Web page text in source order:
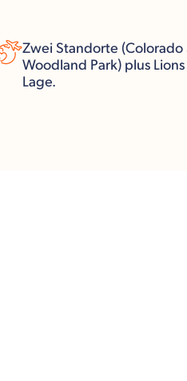
Zwei Standorte (Colorado
Woodland Park) plus
Lage.